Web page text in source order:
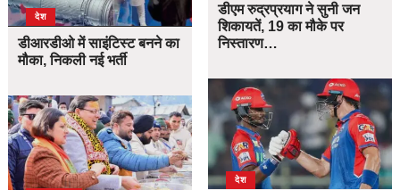
देश
डीआरडीओ में साइंटिस्ट बनने का
मौका, निकली नई भर्ती
डीएम रुद्रप्रयाग ने सुनी जन
शिकायतें, 19 का मौके पर
निस्तारण…
देश